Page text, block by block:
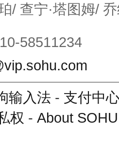
/ 查宁·塔图姆/
58511234
输入法 - 支付中
权 - About SOHU